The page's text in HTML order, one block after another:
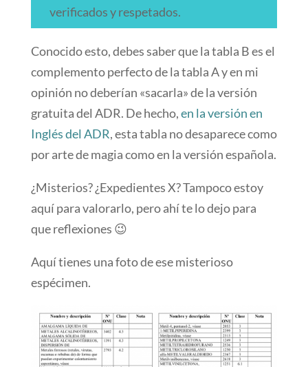
verificados y respetados.
Conocido esto, debes saber que la tabla B es el
complemento perfecto de la tabla A y en mi
opinión no deberían «sacarla» de la versión
gratuita del ADR. De hecho,en la versión en
Inglés del ADR, esta tabla no desaparece como
por arte de magia como en la versión española.
¿Misterios? ¿Expedientes X? Tampoco estoy
aquí para valorarlo, pero ahí te lo dejo para
que reflexiones 😉
Aquí tienes una foto de ese misterioso
espécimen.